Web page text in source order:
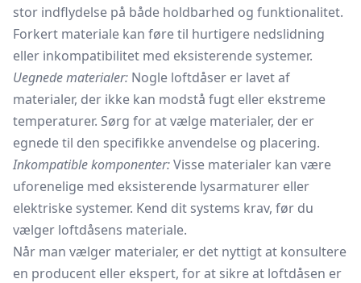
stor indflydelse på både holdbarhed og funktionalitet.
Forkert materiale kan føre til hurtigere nedslidning
eller inkompatibilitet med eksisterende systemer.
Uegnede materialer: Nogle loftdåser er lavet af
materialer, der ikke kan modstå fugt eller ekstreme
temperaturer. Sørg for at vælge materialer, der er
egnede til den specifikke anvendelse og placering.
Inkompatible komponenter:Visse materialer kan være
uforenelige med eksisterende lysarmaturer eller
elektriske systemer. Kend dit systems krav, før du
vælger loftdåsens materiale.
Når man vælger materialer, er det nyttigt at konsultere
en producent eller ekspert, for at sikre at loftdåsen er